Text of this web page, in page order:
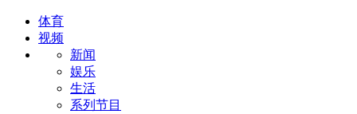
体育
视频
新闻
娱乐
生活
系列节目